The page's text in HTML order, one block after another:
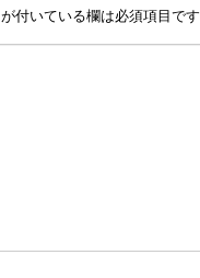
が付いている欄は必須項目です